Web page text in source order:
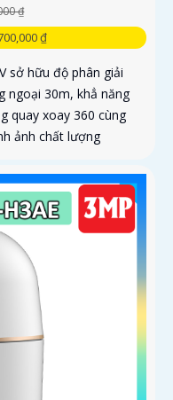
₫
₫
sở hữu độ phân giải
ngoại 30m, khẳ năng
quay xoay 360 cùng
ảnh chất lượng